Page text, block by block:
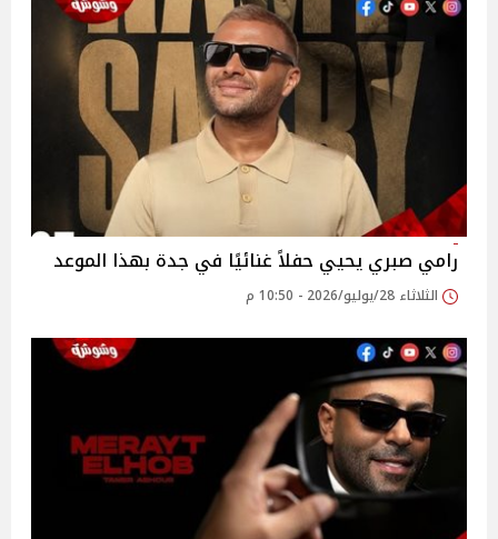
رامي صبري يحيي حفلاً غنائيًا في جدة بهذا الموعد
الثلاثاء 28/يوليو/2026 - 10:50 م